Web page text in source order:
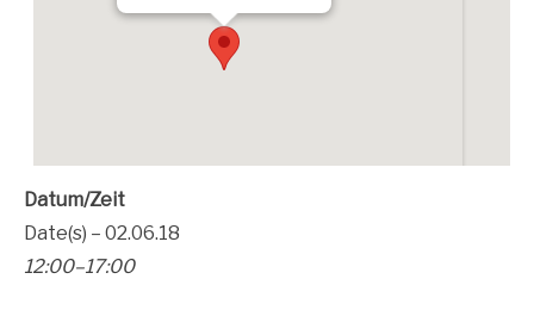
Datum/Zeit
Date(s) – 02.06.18
12:00–17:00